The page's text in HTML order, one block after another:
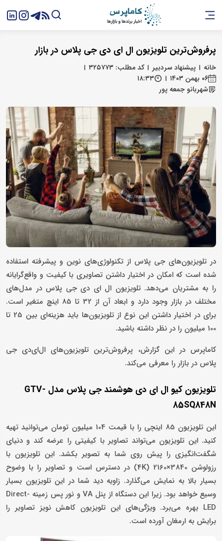
پرفروش‌ترین تلویزیون ال‌ ای‌ دی جی پلاس در بازار
خانه پیشنهاد سردبیر
کد مطلب: ۳۲۵۷۷۳
۰۶ بهمن ۱۴۰۳
۱۸:۳۳
شهربانو جمعه پور
در تلویزیون‌های جی پلاس از تکنولوژی‌های نوین و پیشرفته استفاده
شده است که امکان در اختیار داشتن تصاویری با کیفیت و واقع‌گرایانه
را به مشتریان می‌دهد. تلویزیون ال ای دی جی پلاس در مدل‌های
مختلف در بازار وجود دارد و ابعاد آن از 32 تا 85 اینچ متغیر است.
برای در اختیار داشتن این نوع از تلویزیون‌ها باید هزینه‌ای بین 25 تا
100 میلیون را در نظر داشته باشید.
کاماپرس در این گزارش، پرفروش‌ترین تلویزیون‌های ال‌ای‌دی جی
پلاس در بازار را معرفی می‌کند.
تلویزیون کیو ال ای دی هوشمند جی پلاس مدل GTV-
85SQ848N
این تلویزیون 85 اینچی را با قیمت 104 میلیون تومان می‌توانید تهیه
کنید. این تلویزیون می‌تواند تصاویر با کیفیتی را عرضه کند و دنیای
شگفت‌انگیزی را پیش روی شما به تصویر بکشد. این تلویزیون با
رزولوشن 3840×2160 (4K) در دسترس است و تصاویر را با وضوح
بسیار بالا به نمایش می‌گذارد. زاویه دید شما در این تلویزیون بسیار
وسیع خواهد بود. زیرا این دستگاه از پنل VA و نور پس زمینه Direct-
LED بهره می‌برد. ویژگی‌های این تلویزیون کاهش نویز تصاویر را
برایش به ارمغان آورده است.